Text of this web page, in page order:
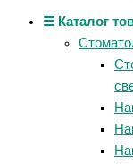
☰ Каталог